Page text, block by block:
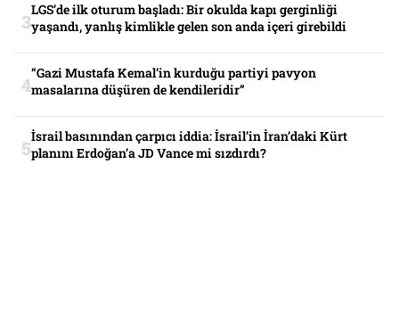
LGS’de ilk oturum başladı: Bir okulda kapı gerginliği
yaşandı, yanlış kimlikle gelen son anda içeri girebildi
“Gazi Mustafa Kemal’in kurduğu partiyi pavyon
masalarına düşüren de kendileridir”
İsrail basınından çarpıcı iddia: İsrail’in İran’daki Kürt
planını Erdoğan’a JD Vance mi sızdırdı?